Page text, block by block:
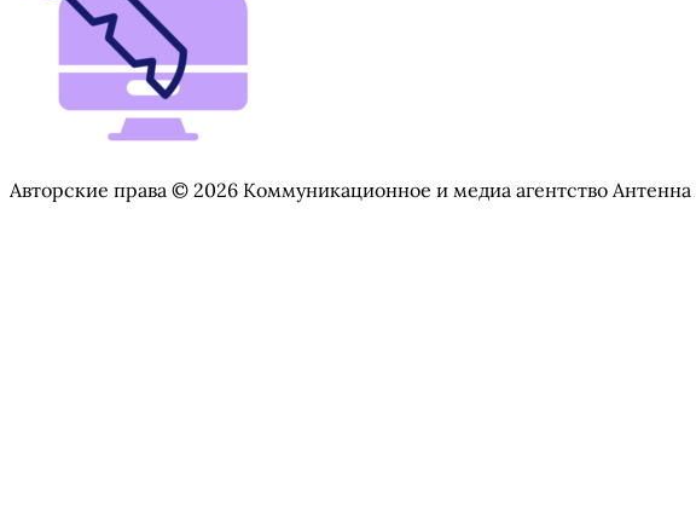
Авторские права © 2026 Коммуникационное и медиа агентство Антенна